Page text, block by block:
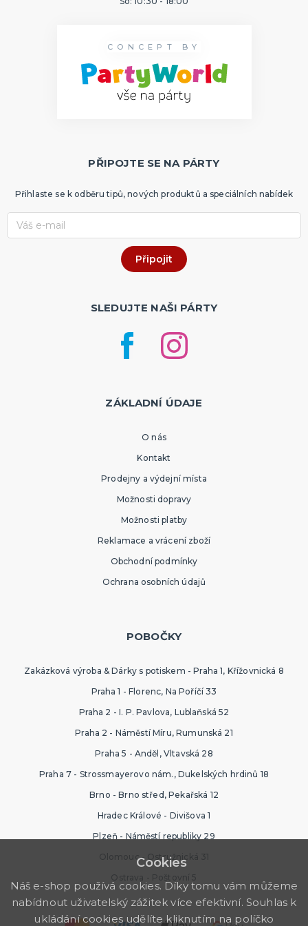
CONCEPT BY
PŘIPOJTE SE NA PÁRTY
Přihlaste se k odběru tipů, nových produktů a speciálních nabídek
SLEDUJTE NAŠI PÁRTY
ZÁKLADNÍ ÚDAJE
O nás
Kontakt
Prodejny a výdejní místa
Možnosti dopravy
Možnosti platby
Reklamace a vrácení zboží
Obchodní podmínky
Ochrana osobních údajů
POBOČKY
Zakázková výroba & Dárky s potiskem - Praha 1, Křížovnická 8
Praha 1 - Florenc, Na Poříčí 33
Praha 2 - I. P. Pavlova, Lublaňská 52
Praha 2 - Náměstí Míru, Rumunská 21
Praha 5 - Anděl, Vltavská 28
Praha 7 - Strossmayerovo nám., Dukelských hrdinů 18
Brno - Brno střed, Pekařská 12
Hradec Králové - Divišova 1
Plzeň - Náměstí republiky 29
Olomouc - Ostružnická 31
Ostrava - Poštovní 5
Cookies
Náš e-shop používá cookies. Díky tomu vám můžeme
nabídnout uživatelský zážitek více efektivní. Souhlas k
ukládání cookies udělíte kliknutím na políčko